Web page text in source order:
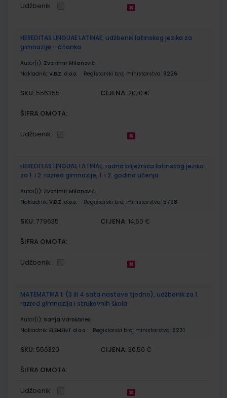
Udžbenik
HEREDITAS LINGUAE LATINAE; udžbenik latinskog jezika za
gimnazije - čitanka
Autor(i): Zvonimir Milanović
Nakladnik: V.B.Z. d.o.o. Registarski broj ministarstva: 6226
SKU: 556355 CIJENA: 20,10 €
ŠIFRA OMOTA:
Udžbenik
HEREDITAS LINGUAE LATINAE; radna bilježnica latinskog jezika
za 1. i 2. razred gimnazije, 1. i 2. godina učenja
Autor(i): Zvonimir Milanović
Nakladnik: V.B.Z. d.o.o. Registarski broj ministarstva: 5798
SKU: 779635 CIJENA: 14,60 €
ŠIFRA OMOTA:
Udžbenik
MATEMATIKA 1; (3 ili 4 sata nastave tjedno), udžbenik za 1.
razred gimnazija i strukovnih škola
Autor(i): Sanja Varošanec
Nakladnik: ELEMENT d.o.o. Registarski broj ministarstva: 6231
SKU: 556320 CIJENA: 30,50 €
ŠIFRA OMOTA:
Udžbenik